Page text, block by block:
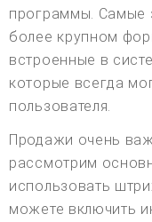
программы. Самые
более крупном
встроенные в
которые всегда
пользователя.
Продажи очень
рассмотрим
использовать
можете включить